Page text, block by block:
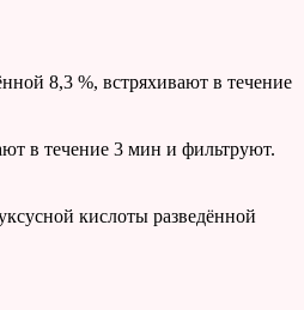
8,3 %, встряхивают в течение
в течение 3 мин и фильтруют.
кислоты разведённой